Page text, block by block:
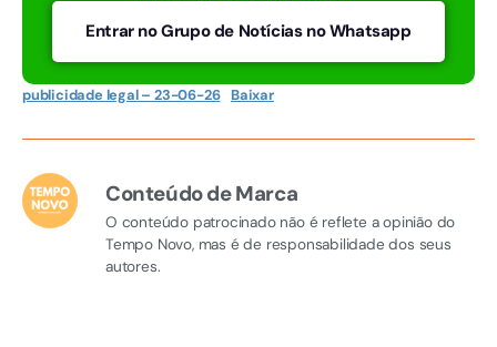
Entrar no Grupo de Notícias no Whatsapp
publicidade legal – 23-06-26 Baixar
Conteúdo de Marca
O conteúdo patrocinado não é reflete a opinião do
Tempo Novo, mas é de responsabilidade dos seus
autores.